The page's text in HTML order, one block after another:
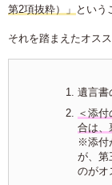
第2項抜粋）」 という
それを踏まえたオス
遺言書
＜添
合は、
※添付
が、第
のがオ